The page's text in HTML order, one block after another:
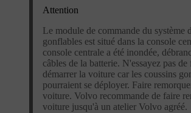
Attention
Le module de commande du système
gonflables est situé dans la console
console centrale a été inondée,
câbles de la batterie. N'essayez pas de
démarrer la voiture car les coussins
pourraient se déployer. Faire
voiture. Volvo recommande de faire
voiture jusqu'à un atelier Volvo agréé.